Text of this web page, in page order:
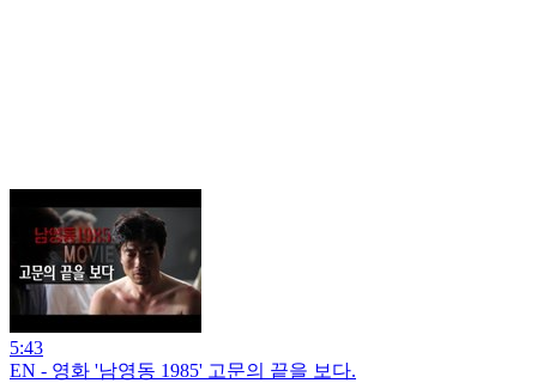
5:43
EN - 영화 '남영동 1985' 고문의 끝을 보다.